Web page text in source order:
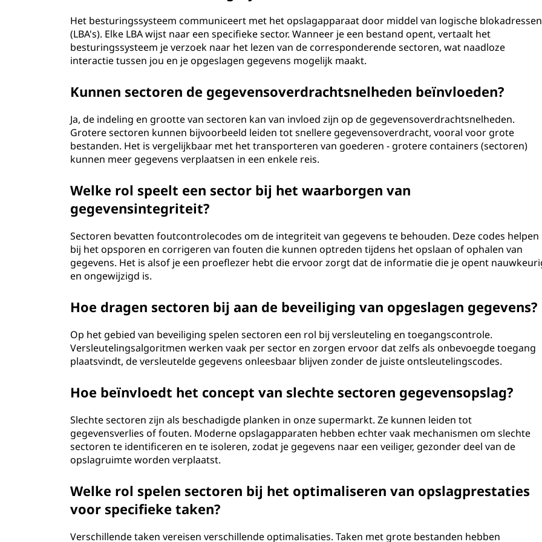
Het besturingssysteem communiceert met het opslagapparaat door middel van logische blokadressen
(LBA's). Elke LBA wijst naar een specifieke sector. Wanneer je een bestand opent, vertaalt het
besturingssysteem je verzoek naar het lezen van de corresponderende sectoren, wat naadloze
interactie tussen jou en je opgeslagen gegevens mogelijk maakt.
Kunnen sectoren de gegevensoverdrachtsnelheden beïnvloeden?
Ja, de indeling en grootte van sectoren kan van invloed zijn op de gegevensoverdrachtsnelheden.
Grotere sectoren kunnen bijvoorbeeld leiden tot snellere gegevensoverdracht, vooral voor grote
bestanden. Het is vergelijkbaar met het transporteren van goederen - grotere containers (sectoren)
kunnen meer gegevens verplaatsen in een enkele reis.
Welke rol speelt een sector bij het waarborgen van
gegevensintegriteit?
Sectoren bevatten foutcontrolecodes om de integriteit van gegevens te behouden. Deze codes helpen
bij het opsporen en corrigeren van fouten die kunnen optreden tijdens het opslaan of ophalen van
gegevens. Het is alsof je een proeflezer hebt die ervoor zorgt dat de informatie die je opent
en ongewijzigd is.
Hoe dragen sectoren bij aan de beveiliging van opgeslagen gegevens?
Op het gebied van beveiliging spelen sectoren een rol bij versleuteling en toegangscontrole.
Versleutelingsalgoritmen werken vaak per sector en zorgen ervoor dat zelfs als onbevoegde toegang
plaatsvindt, de versleutelde gegevens onleesbaar blijven zonder de juiste ontsleutelingscodes.
Hoe beïnvloedt het concept van slechte sectoren gegevensopslag?
Slechte sectoren zijn als beschadigde planken in onze supermarkt. Ze kunnen leiden tot
gegevensverlies of fouten. Moderne opslagapparaten hebben echter vaak mechanismen om slechte
sectoren te identificeren en te isoleren, zodat je gegevens naar een veiliger, gezonder deel van de
opslagruimte worden verplaatst.
Welke rol spelen sectoren bij het optimaliseren van opslagprestaties
voor specifieke taken?
Verschillende taken vereisen verschillende optimalisaties. Taken met grote bestanden hebben